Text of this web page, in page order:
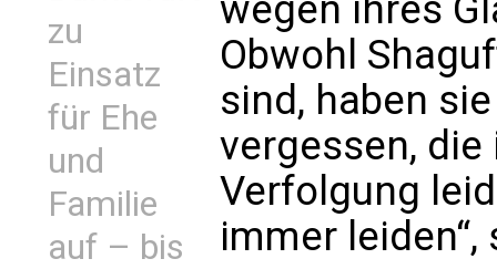
zu
Einsatz
für Ehe
und
Familie
auf – bis
Obwohl
sind, haben
vergessen,
Verfolgung
immer leiden“,